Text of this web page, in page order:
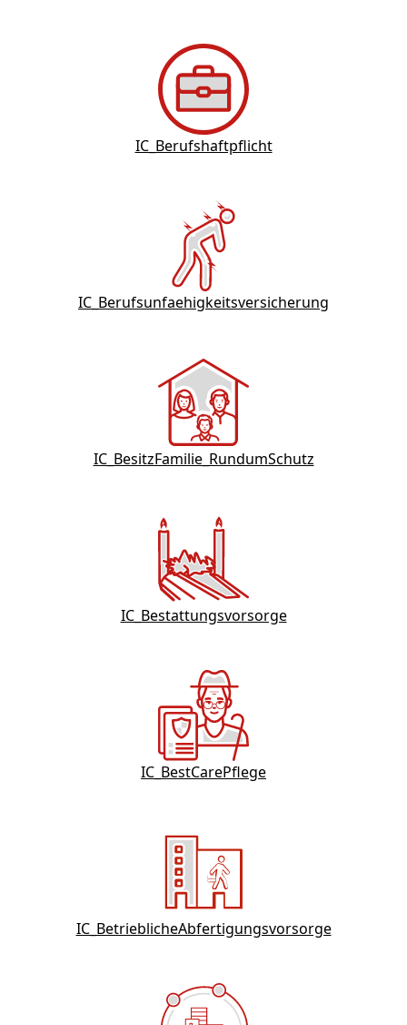
IC_Berufshaftpflicht
IC_Berufsunfaehigkeitsversicherung
IC_BesitzFamilie_RundumSchutz
IC_Bestattungsvorsorge
IC_BestCarePflege
IC_BetrieblicheAbfertigungsvorsorge